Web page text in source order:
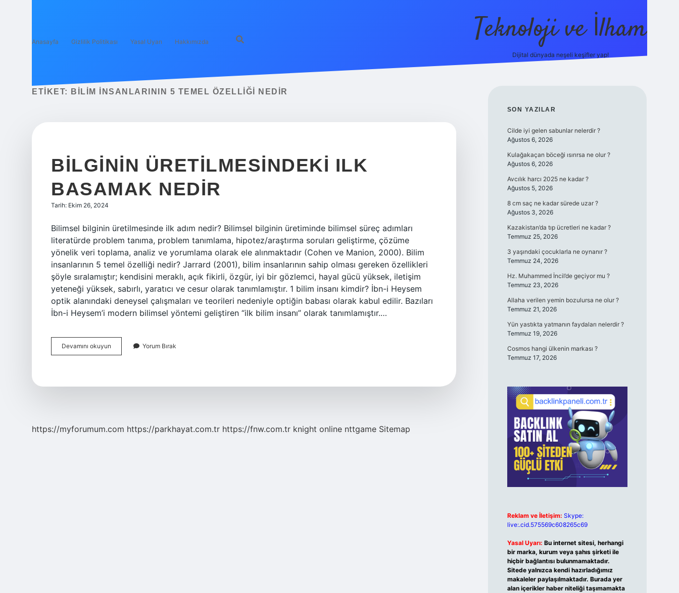
Anasayfa Gizlilik Politikası Yasal Uyarı Hakkımızda Teknoloji ve İlham
Dijital dünyada neşeli keşifler yap!
ETIKET: BILIM INSANLARININ 5 TEMEL ÖZELLIĞI NEDIR
BILGININ ÜRETILMESINDEKI ILK
BASAMAK NEDIR
Tarih: Ekim 26, 2024
Bilimsel bilginin üretilmesinde ilk adım nedir? Bilimsel bilginin üretiminde bilimsel süreç adımları
literatürde problem tanıma, problem tanımlama, hipotez/araştırma soruları geliştirme, çözüme
yönelik veri toplama, analiz ve yorumlama olarak ele alınmaktadır (Cohen ve Manion, 2000). Bilim
insanlarının 5 temel özelliği nedir? Jarrard (2001), bilim insanlarının sahip olması gereken özellikleri
şöyle sıralamıştır; kendisini meraklı, açık fikirli, özgür, iyi bir gözlemci, hayal gücü yüksek, iletişim
yeteneği yüksek, sabırlı, yaratıcı ve cesur olarak tanımlamıştır. 1 bilim insanı kimdir? İbn-i Heysem
optik alanındaki deneysel çalışmaları ve teorileri nedeniyle optiğin babası olarak kabul edilir. Bazıları
İbn-i Heysem’i modern bilimsel yöntemi geliştiren “ilk bilim insanı” olarak tanımlamıştır.…
Devamını okuyun
Üretilmesindeki
Yorum Bırak
https://myforumum.com https://parkhayat.com.tr https://fnw.com.tr knight online nttgame Sitemap
SIDEBAR
SON YAZILAR
Cilde iyi gelen sabunlar nelerdir ?
Ağustos 6, 2026
Kulağakaçan böceği ısırırsa ne olur ?
Ağustos 6, 2026
Avcılık harcı 2025 ne kadar ?
Ağustos 5, 2026
8 cm saç ne kadar sürede uzar ?
Ağustos 3, 2026
Kazakistan’da tıp ücretleri ne kadar ?
Temmuz 25, 2026
3 yaşındaki çocuklarla ne oynanır ?
Temmuz 24, 2026
Hz. Muhammed İncil’de geçiyor mu ?
Temmuz 23, 2026
Allaha verilen yemin bozulursa ne olur ?
Temmuz 21, 2026
Yün yastıkta yatmanın faydaları nelerdir ?
Temmuz 19, 2026
Cosmos hangi ülkenin markası ?
Temmuz 17, 2026
Reklam ve İletişim: Skype:
live:.cid.575569c608265c69
Yasal Uyarı: Bu internet sitesi, herhangi
bir marka, kurum veya şahıs şirketi ile
hiçbir bağlantısı bulunmamaktadır.
Sitede yalnızca kendi hazırladığımız
makaleler paylaşılmaktadır. Burada yer
alan içerikler haber niteliği taşımamakta